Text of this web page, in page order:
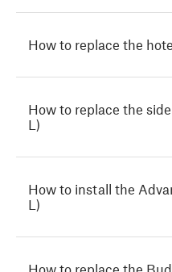
How to replace the
How to replace the
L)
How to install the
L)
How to replace the